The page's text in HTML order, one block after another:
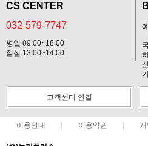
CS CENTER
032-579-7747
평일 09:00~18:00
점심 13:00~14:00
고객센터 연결
이용안내 이용약관